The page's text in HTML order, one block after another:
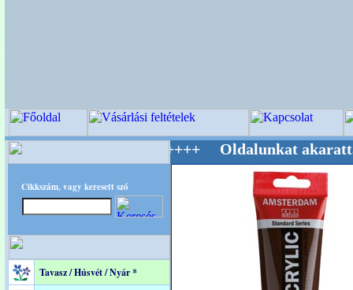
Cikkszám, vagy keresett szó
Tavasz / Húsvét / Nyár *
+++++++ Oldalunkat akarattal